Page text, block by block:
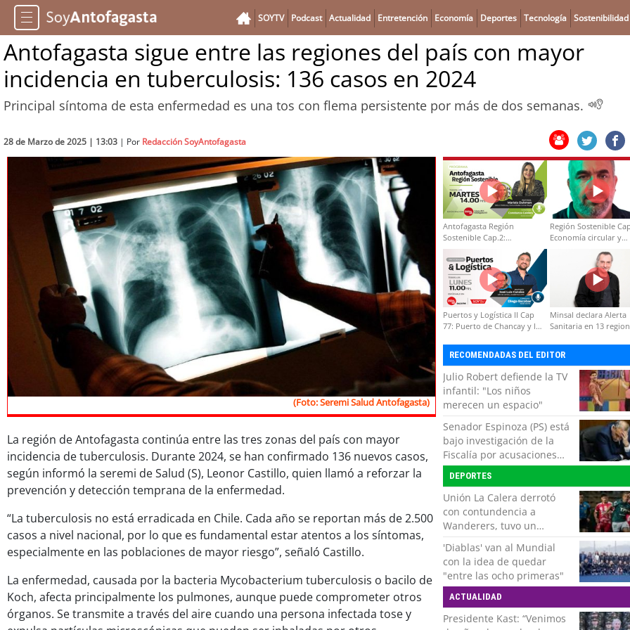
SOYTV Podcast Actualidad Entretención Economía Deportes Tecnología Sostenibilidad
Antofagasta sigue entre las regiones del país con mayor
incidencia en tuberculosis: 136 casos en 2024
Principal síntoma de esta enfermedad es una tos con flema persistente por más de dos semanas.
28 de Marzo de 2025 | 13:03 | Por Redacción SoyAntofagasta
(Foto: Seremi Salud Antofagasta)
La región de Antofagasta continúa entre las tres zonas del país con mayor
incidencia de tuberculosis. Durante 2024, se han confirmado 136 nuevos casos,
según informó la seremi de Salud (S), Leonor Castillo, quien llamó a reforzar la
prevención y detección temprana de la enfermedad.
“La tuberculosis no está erradicada en Chile. Cada año se reportan más de 2.500
casos a nivel nacional, por lo que es fundamental estar atentos a los síntomas,
especialmente en las poblaciones de mayor riesgo”, señaló Castillo.
La enfermedad, causada por la bacteria Mycobacterium tuberculosis o bacilo de
Koch, afecta principalmente los pulmones, aunque puede comprometer otros
órganos. Se transmite a través del aire cuando una persona infectada tose y
Antofagasta Región
Sostenible Cap.2:
Educación ambiental y
formación de capacidades
técnicas
Región Sostenible
Economía circular y
Puertos y Logística II Cap
77: Puerto de Chancay y la
Minsal declara Alerta
Sanitaria en 13
RECOMENDADAS DEL EDITOR
Julio Robert defiende la TV
infantil: "Los niños
merecen un espacio"
Senador Espinoza (PS) está
bajo investigación de la
Fiscalía por acusaciones
cruzadas de agresión con
su pareja
DEPORTES
Unión La Calera derrotó
con contundencia a
Wanderers, tuvo un
respiro y clasificó en Copa
Chile
'Diablas' van al Mundial
con la idea de quedar
"entre las ocho primeras"
ACTUALIDAD
Presidente Kast: “Venimos